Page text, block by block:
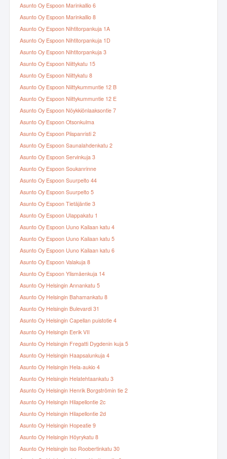
Asunto Oy Espoon Marinkallio 6
Asunto Oy Espoon Marinkallio 8
Asunto Oy Espoon Nihtitorpankuja 1A
Asunto Oy Espoon Nihtitorpankuja 1D
Asunto Oy Espoon Nihtitorpankuja 3
Asunto Oy Espoon Niittykatu 15
Asunto Oy Espoon Niittykatu 8
Asunto Oy Espoon Niittykummuntie 12 B
Asunto Oy Espoon Niittykummuntie 12 E
Asunto Oy Espoon Nöykkiönlaaksontie 7
Asunto Oy Espoon Otsonkulma
Asunto Oy Espoon Piispanristi 2
Asunto Oy Espoon Saunalahdenkatu 2
Asunto Oy Espoon Servinkuja 3
Asunto Oy Espoon Soukanrinne
Asunto Oy Espoon Suurpelto 44
Asunto Oy Espoon Suurpelto 5
Asunto Oy Espoon Tietäjäntie 3
Asunto Oy Espoon Ulappakatu 1
Asunto Oy Espoon Uuno Kailaan katu 4
Asunto Oy Espoon Uuno Kailaan katu 5
Asunto Oy Espoon Uuno Kailaan katu 6
Asunto Oy Espoon Valakuja 8
Asunto Oy Espoon Ylismäenkuja 14
Asunto Oy Helsingin Annankatu 5
Asunto Oy Helsingin Bahamankatu 8
Asunto Oy Helsingin Bulevardi 31
Asunto Oy Helsingin Capellan puistotie 4
Asunto Oy Helsingin Eerik VII
Asunto Oy Helsingin Fregatti Dygdenin kuja 5
Asunto Oy Helsingin Haapsalunkuja 4
Asunto Oy Helsingin Hela-aukio 4
Asunto Oy Helsingin Helatehtaankatu 3
Asunto Oy Helsingin Henrik Borgströmin tie 2
Asunto Oy Helsingin Hilapellontie 2c
Asunto Oy Helsingin Hilapellontie 2d
Asunto Oy Helsingin Hopeatie 9
Asunto Oy Helsingin Höyrykatu 8
Asunto Oy Helsingin Iso Roobertinkatu 30